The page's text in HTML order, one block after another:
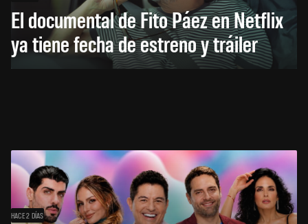
El documental de Fito Páez en Netflix
ya tiene fecha de estreno y tráiler
HACE 2 DÍAS